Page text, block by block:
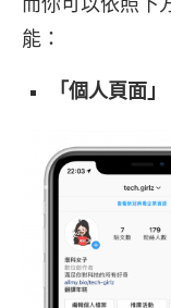
而你可以依照下
能：
「個人頁面